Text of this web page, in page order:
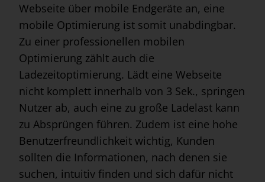
Webseite über mobile Endgeräte an, eine
mobile Optimierung ist somit unabdingbar.
Zu einer professionellen mobilen
Optimierung zählt auch die
Ladezeitoptimierung. Lädt eine Webseite
nicht komplett innerhalb von 3 Sek., springen
Nutzer ab, auch eine zu große Ladelast kann
zu Absprüngen führen. Zudem ist eine hohe
Benutzerfreundlichkeit wichtig, Kunden
sollten die Informationen, nach denen sie
suchen, intuitiv finden und sich dafür nicht